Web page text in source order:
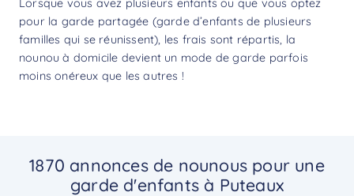
Lorsque vous avez plusieurs enfants ou que vous optez
pour la garde partagée (garde d’enfants de plusieurs
familles qui se réunissent), les frais sont répartis, la
nounou à domicile devient un mode de garde parfois
moins onéreux que les autres !
1870 annonces de nounous pour une
garde d'enfants à Puteaux